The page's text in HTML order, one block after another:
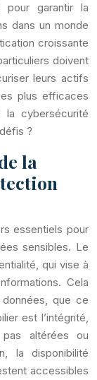
pour garantir la
dans un monde
croissante
doivent
leurs actifs
plus efficaces
cybersécurité
?
la
essentiels pour
sensibles. Le
qui vise à
Cela
que ce
est l’intégrité,
altérées ou
la disponibilité
accessibles